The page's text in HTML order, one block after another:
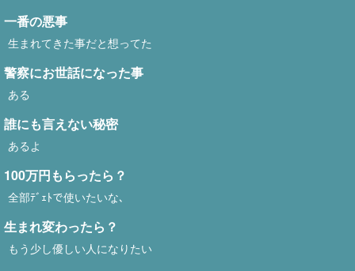
一番の悪事
生まれてきた事だと想ってた
警察にお世話になった事
ある
誰にも言えない秘密
あるよ
100万円もらったら？
全部ﾃﾞｪﾄで使いたいな､
生まれ変わったら？
もう少し優しい人になりたい